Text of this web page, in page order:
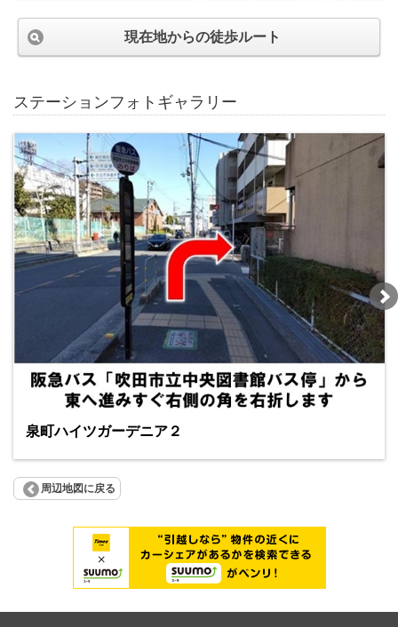
現在地からの徒歩ルート
ステーションフォトギャラリー
泉町ハイツガーデニア２
周辺地図に戻る